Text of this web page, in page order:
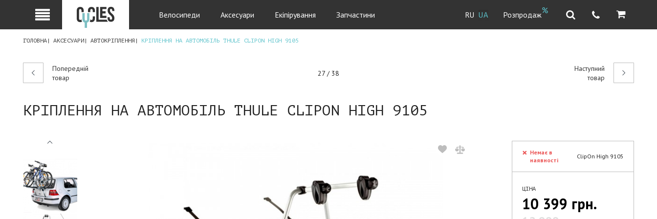
RU UA Розпродаж
Велосипеди Аксесуари Екіпірування Запчастини
ГОЛОВНА АКСЕСУАРИ АВТОКРІПЛЕННЯ КРІПЛЕННЯ НА АВТОМОБІЛЬ THULE CLIPON HIGH 9105
Попередній
товар
27 / 38
Наступний
товар
КРІПЛЕННЯ НА АВТОМОБІЛЬ THULE CLIPON HIGH 9105
Немає в
наявності
ClipOn High 9105
ЦІНА
10 399 грн.